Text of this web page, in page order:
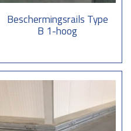
Beschermingsrails Type
B 1-hoog